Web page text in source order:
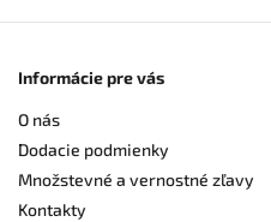
Informácie pre vás
O nás
Dodacie podmienky
Množstevné a vernostné zľavy
Kontakty